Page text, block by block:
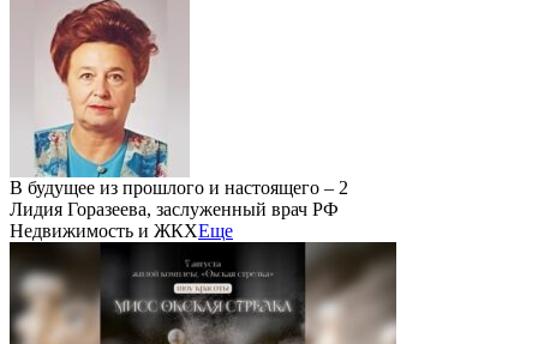
В будущее из прошлого и настоящего – 2
Лидия Горазеева, заслуженный врач РФ
Недвижимость и ЖКХЕще